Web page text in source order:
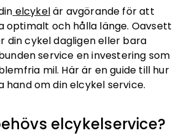
elcykelär avgörande för att
optimalt och hålla länge. Oavsett
din cykel dagligen eller bara
service en investering som
mil. Här är en guide till hur
hand om din elcykel service.
elcykelservice?